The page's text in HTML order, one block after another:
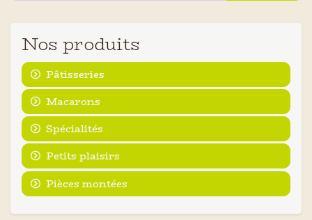
Nos produits
Pâtisseries
Macarons
Spécialités
Petits plaisirs
Pièces montées